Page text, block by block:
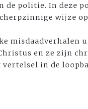
de politie. In deze
wijze
misdaadverhalen
en ze zijn
in de